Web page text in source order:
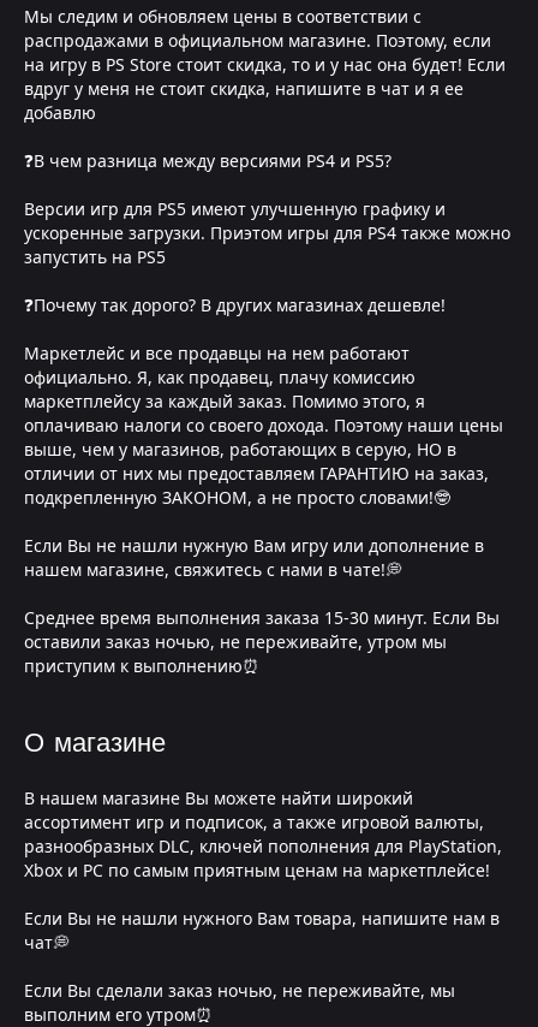
Мы следим и обновляем цены в соответствии с
распродажами в официальном магазине. Поэтому, если
на игру в PS Store стоит скидка, то и у нас она будет! Если
вдруг у меня не стоит скидка, напишите в чат и я ее
добавлю
❓В чем разница между версиями PS4 и PS5?
Версии игр для PS5 имеют улучшенную графику и
ускоренные загрузки. Приэтом игры для PS4 также можно
запустить на PS5
❓Почему так дорого? В других магазинах дешевле!
Маркетлейс и все продавцы на нем работают
официально. Я, как продавец, плачу комиссию
маркетплейсу за каждый заказ. Помимо этого, я
оплачиваю налоги со своего дохода. Поэтому наши цены
выше, чем у магазинов, работающих в серую, НО в
отличии от них мы предоставляем ГАРАНТИЮ на заказ,
подкрепленную ЗАКОНОМ, а не просто словами!🤓
Если Вы не нашли нужную Вам игру или дополнение в
нашем магазине, свяжитесь с нами в чате!💭
Среднее время выполнения заказа 15-30 минут. Если Вы
оставили заказ ночью, не переживайте, утром мы
приступим к выполнению⏰
О магазине
В нашем магазине Вы можете найти широкий
ассортимент игр и подписок, а также игровой валюты,
разнообразных DLC, ключей пополнения для PlayStation,
Xbox и PC по самым приятным ценам на маркетплейсе!
Если Вы не нашли нужного Вам товара, напишите нам в
чат💭
Если Вы сделали заказ ночью, не переживайте, мы
выполним его утром⏰